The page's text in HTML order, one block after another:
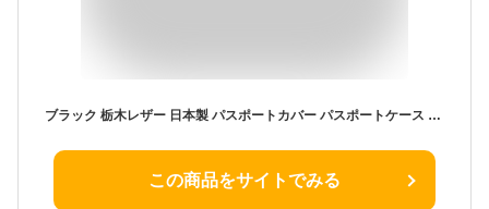
ブラック 栃木レザー 日本製 パスポートカバー パスポートケース パスポート入れ おしゃれ かわいい レディース メンズ 本革 可愛い 本革 牛革 とちぎれざー 国産 トラベルアクセサリー 旅行 韓国 可愛い 薄型 札入れ 10473-100-100
この商品をサイトでみる